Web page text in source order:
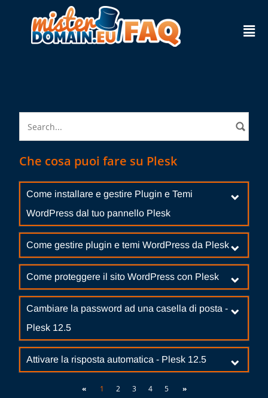
Che cosa puoi fare su Plesk
Come installare e gestire Plugin e Temi
WordPress dal tuo pannello Plesk
Come gestire plugin e temi WordPress da Plesk
Come proteggere il sito WordPress con Plesk
Cambiare la password ad una casella di posta -
Plesk 12.5
Attivare la risposta automatica - Plesk 12.5
« 1 2 3 4 5 »